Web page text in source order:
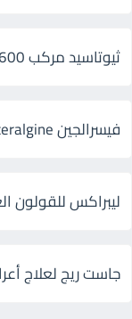
ثيوتاسيد مركب 600 و 300 لإلتهاب الأعصاب
فيسرالجين Visceralgine لآلام الجهاز الهضمى
ليبراكس للقولون
جاست ريج لعلاج